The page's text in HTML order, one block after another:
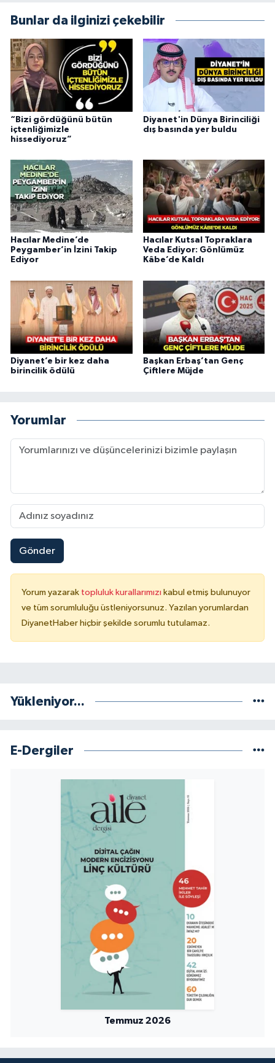
Bunlar da ilginizi çekebilir
“Bizi gördüğünü bütün
içtenliğimizle
hissediyoruz”
Diyanet'in Dünya Birinciliği
dış basında yer buldu
Hacılar Medine’de
Peygamber’in İzini Takip
Ediyor
Hacılar Kutsal Topraklara
Veda Ediyor: Gönlümüz
Kâbe’de Kaldı
Diyanet’e bir kez daha
birincilik ödülü
Başkan Erbaş’tan Genç
Çiftlere Müjde
Yorumlar
Gönder
Yorum yazarak topluluk kurallarımızı kabul etmiş bulunuyor
ve tüm sorumluluğu üstleniyorsunuz. Yazılan yorumlardan
DiyanetHaber hiçbir şekilde sorumlu tutulamaz.
Yükleniyor...
E-Dergiler
Temmuz 2026
Konya Müftülüğü
Kütahya Müftülüğü
Malatya Müftülüğü
Manisa Müftülüğü
Mersin Müftülüğü
Muğla Müftülüğü
Muş Müftülüğü
Niğde Müftülüğü
Ordu Müftülüğü
Osmaniye Müftülüğü
Siirt Müftülüğü
Sinop Müftülüğü
Sivas Müftülüğü
Şanlıurfa Müftülüğü
Şırnak Müftülüğü
Tunceli Müftülüğü
Van Müftülüğü
Yalova Müftülüğü
Yozgat Müftülüğü
Zonguldak Müftülüğü